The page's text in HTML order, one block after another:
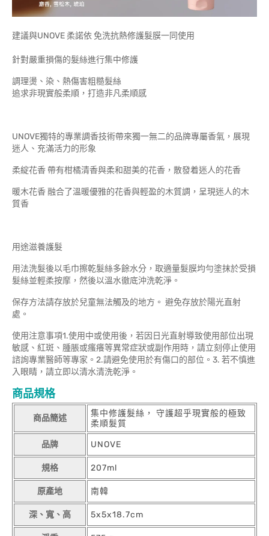
建議與UNOVE 柔諾依 免洗抗熱修護髮膜一同使用
針對嚴重損傷的髮絲進行集中修護
調理燙、染、熱傷害粗糙髮絲
追求非現實般柔順，打造非凡柔順感
UNOVE獨特的專業調香技術帶來獨一無二的品牌專屬香氣，展現
迷人、充滿活力的形象
柔綻花香 帶有柑橘清香與柔和甜美的花香，散發着迷人的花香
暖木花香 融合了溫暖優雅的花香與輕盈的木質調，呈現迷人的木
質香
用途滋養護髮
用法洗髮後以毛巾擦乾髮絲多餘水分，取適量髮膜均勻塗抹於受損
髮絲並輕柔按摩，然後以溫水徹底沖洗乾淨。
保存方法請存放於兒童無法觸及的地方。 避免存放於陽光直射
處。
使用注意事項1.使用中或使用後，若因日光直射導致使用部位出現
敏感、紅斑、腫脹或瘙癢等異常症狀或副作用時，請立刻停止使用
諮詢專業醫師等專家。2.請避免使用於有傷口的部位。3. 若不慎進
入眼睛，請立即以清水清洗乾淨。
商品規格
商品簡述
集中修護髮絲， 守護超乎現實般的極致
柔順髮質
品牌 UNOVE
規格 207ml
原產地 南韓
深、寬、高 5x5x18.7cm